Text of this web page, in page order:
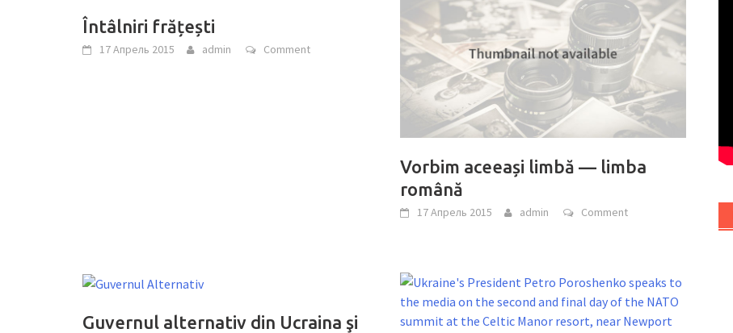
Întâlniri frățești
17 Апрель 2015 admin Comment
Vorbim aceeași limbă — limba
română
17 Апрель 2015 admin Comment
Guvernul alternativ din Ucraina şi